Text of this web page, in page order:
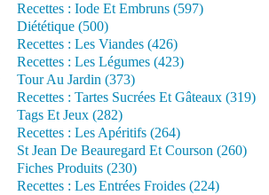
Recettes : Iode Et Embruns (597)
Diététique (500)
Recettes : Les Viandes (426)
Recettes : Les Légumes (423)
Tour Au Jardin (373)
Recettes : Tartes Sucrées Et Gâteaux (319)
Tags Et Jeux (282)
Recettes : Les Apéritifs (264)
St Jean De Beauregard Et Courson (260)
Fiches Produits (230)
Recettes : Les Entrées Froides (224)